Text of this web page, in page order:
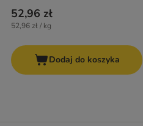
52,96 zł
52,96 zł / kg
Dodaj do koszyka